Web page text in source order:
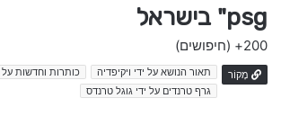
psg" בישראל
200+ (חיפושים)
מָקוֹר תאור הנושא על ידי ויקיפדיה
כותרות וחדשות על
גרף טרנדים על ידי גוגל טרנדס